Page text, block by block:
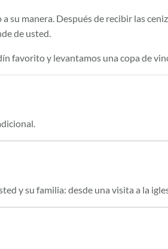
manera. Después de recibir las
de usted.
favorito y levantamos una copa de
y su familia: desde una visita a la